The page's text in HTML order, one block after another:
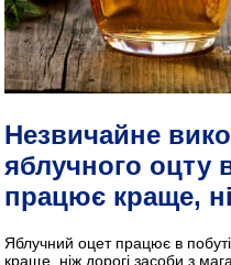
Незвичайне
яблучного оцту
працює краще,
Яблучний оцет працює в побуті
краще, ніж дорогі засоби з